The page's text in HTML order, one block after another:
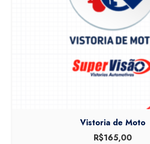
Vistoria de Moto
R$165,00